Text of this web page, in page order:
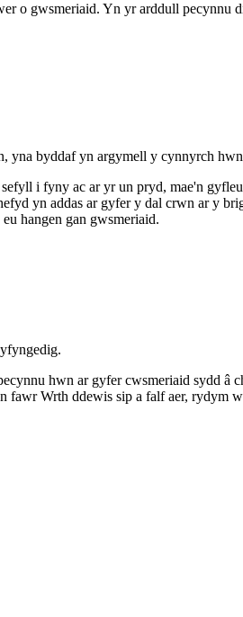
o gwsmeriaid. Yn yr arddull pecynnu
yna byddaf yn argymell y cynnyrch
i fyny ac ar yr un pryd, mae'n
yn addas ar gyfer y dal crwn ar y
hangen gan gwsmeriaid.
hwn ar gyfer cwsmeriaid sydd â
fawr Wrth ddewis sip a falf aer, rydym